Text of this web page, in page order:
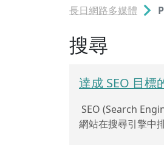
長日網路多媒體
搜尋
達成 SEO 目標
SEO (Search
網站在搜尋引擎中